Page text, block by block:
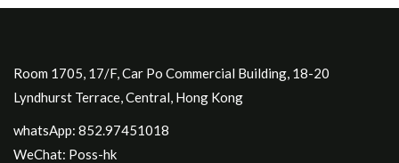
Room 1705, 17/F, Car Po Commercial Building, 18-20
Lyndhurst Terrace, Central, Hong Kong
whatsApp: 852.97451018
WeChat: Poss-hk